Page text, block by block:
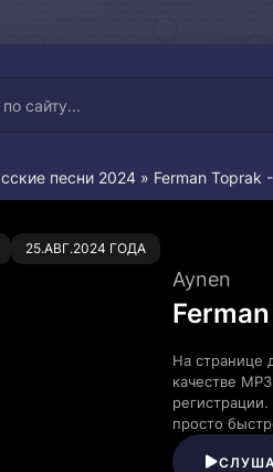
песни 2024 » Ferman Toprak
25.АВГ.2024 ГОДА
0
Aynen
На странице
качестве
просто